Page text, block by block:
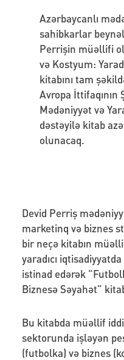
Azərbaycanlı
sahibkarlar
Perrişin müəllifi
və Kostyum:
kitabını tam
Avropa İttifaqının
Mədəniyyət və
dəstəyilə kitab
olunacaq.
Devid Perriş
marketinq və biznes
bir neçə kitabın
yaradıcı
istinad edərək
Biznesə Səyahət"
Bu kitabda müəllif
sektorunda işləyən
(futbolka) və biznes